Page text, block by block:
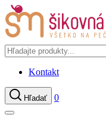
Kontakt
Hľadať 0